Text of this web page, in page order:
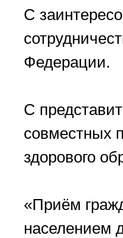
С
Федерации.
С
совместных
здорового
«Приём
населением